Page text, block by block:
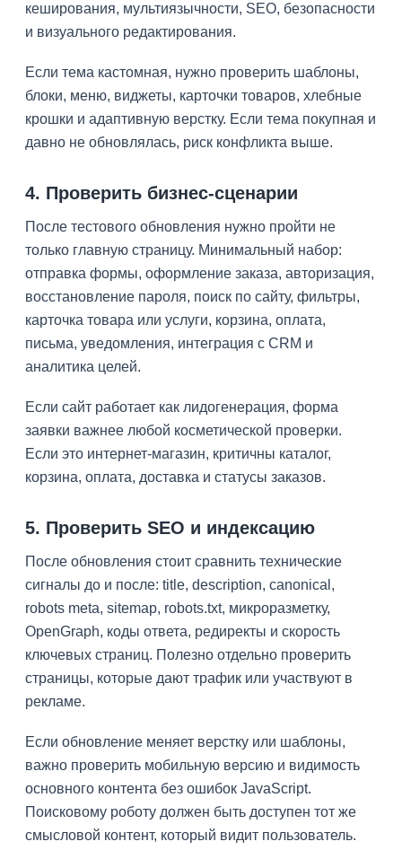
кеширования, мультиязычности, SEO, безопасности
и визуального редактирования.
Если тема кастомная, нужно проверить шаблоны,
блоки, меню, виджеты, карточки товаров, хлебные
крошки и адаптивную верстку. Если тема покупная и
давно не обновлялась, риск конфликта выше.
4. Проверить бизнес-сценарии
После тестового обновления нужно пройти не
только главную страницу. Минимальный набор:
отправка формы, оформление заказа, авторизация,
восстановление пароля, поиск по сайту, фильтры,
карточка товара или услуги, корзина, оплата,
письма, уведомления, интеграция с CRM и
аналитика целей.
Если сайт работает как лидогенерация, форма
заявки важнее любой косметической проверки.
Если это интернет-магазин, критичны каталог,
корзина, оплата, доставка и статусы заказов.
5. Проверить SEO и индексацию
После обновления стоит сравнить технические
сигналы до и после: title, description, canonical,
robots meta, sitemap, robots.txt, микроразметку,
OpenGraph, коды ответа, редиректы и скорость
ключевых страниц. Полезно отдельно проверить
страницы, которые дают трафик или участвуют в
рекламе.
Если обновление меняет верстку или шаблоны,
важно проверить мобильную версию и видимость
основного контента без ошибок JavaScript.
Поисковому роботу должен быть доступен тот же
смысловой контент, который видит пользователь.